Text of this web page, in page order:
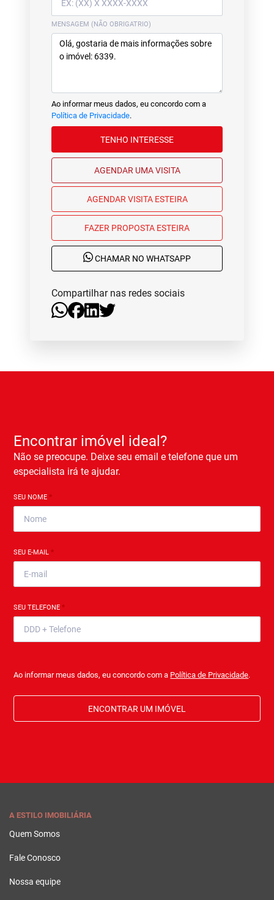
MENSAGEM (NÃO OBRIGATRIO)
Ao informar meus dados, eu concordo com a
Política de Privacidade.
TENHO INTERESSE
AGENDAR UMA VISITA
AGENDAR VISITA ESTEIRA
FAZER PROPOSTA ESTEIRA
CHAMAR NO WHATSAPP
Compartilhar nas redes sociais
Encontrar imóvel ideal?
Não se preocupe. Deixe seu email e telefone que um
especialista irá te ajudar.
SEU NOME*
SEU E-MAIL*
SEU TELEFONE*
Ao informar meus dados, eu concordo com a Política de Privacidade.
ENCONTRAR UM IMÓVEL
A ESTILO IMOBILIÁRIA
Quem Somos
Fale Conosco
Nossa equipe